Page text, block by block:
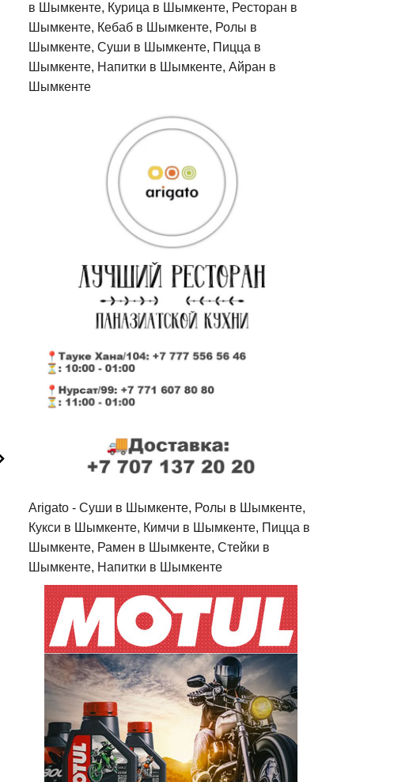
в Шымкенте, Курица в Шымкенте, Ресторан в
Шымкенте, Кебаб в Шымкенте, Ролы в
Шымкенте, Суши в Шымкенте, Пицца в
Шымкенте, Напитки в Шымкенте, Айран в
Шымкенте
Arigato - Cуши в Шымкенте, Ролы в Шымкенте,
Кукси в Шымкенте, Кимчи в Шымкенте, Пицца в
Шымкенте, Рамен в Шымкенте, Стейки в
Шымкенте, Напитки в Шымкенте